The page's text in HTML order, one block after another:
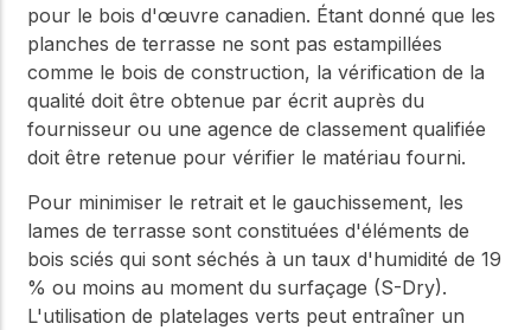
pour le bois d'œuvre canadien. Étant donné que les
planches de terrasse ne sont pas estampillées
comme le bois de construction, la vérification de la
qualité doit être obtenue par écrit auprès du
fournisseur ou une agence de classement qualifiée
doit être retenue pour vérifier le matériau fourni.
Pour minimiser le retrait et le gauchissement, les
lames de terrasse sont constituées d'éléments de
bois sciés qui sont séchés à un taux d'humidité de 19
% ou moins au moment du surfaçage (S-Dry).
L'utilisation de platelages verts peut entraîner un